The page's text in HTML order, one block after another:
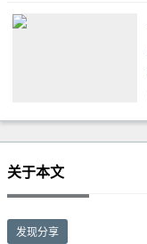
关于本文
发现分享